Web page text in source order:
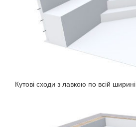
Кутові сходи з лавкою по всій ширині